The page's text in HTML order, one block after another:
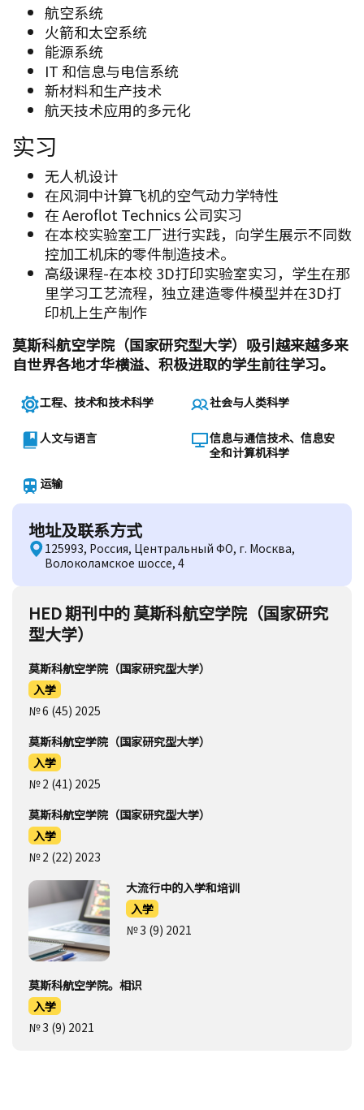
航空系统
火箭和太空系统
能源系统
IT 和信息与电信系统
新材料和生产技术
航天技术应用的多元化
实习
无人机设计
在风洞中计算飞机的空气动力学特性
在 Aeroflot Technics 公司实习
在本校实验室工厂进行实践，向学生展示不同数
控加工机床的零件制造技术。
高级课程-在本校 3D打印实验室实习，学生在那
里学习工艺流程，独立建造零件模型并在3D打
印机上生产制作
莫斯科航空学院（国家研究型大学）吸引越来越多来
自世界各地才华横溢、积极进取的学生前往学习。
工程、技术和技术科学 社会与人类科学
人文与语言
信息与通信技术、信息安
全和计算机科学
运输
地址及联系方式
125993, Россия, Центральный ФО, г. Москва,
Волоколамское шоссе, 4
HED 期刊中的 莫斯科航空学院（国家研究
型大学）
莫斯科航空学院（国家研究型大学）
入学
№ 6 (45) 2025
莫斯科航空学院（国家研究型大学）
入学
№ 2 (41) 2025
莫斯科航空学院（国家研究型大学）
入学
№ 2 (22) 2023
大流行中的入学和培训
入学
№ 3 (9) 2021
莫斯科航空学院。相识
入学
№ 3 (9) 2021